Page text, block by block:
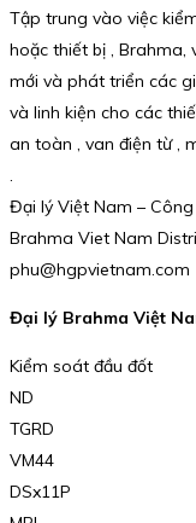
Tập trung vào việc
hoặc thiết bị , Brahma,
mới và phát triển các
và linh kiện cho các
an toàn , van điện từ ,
.
Đại lý Việt Nam – Công
Brahma Viet Nam
phu@hgpvietnam.com
Đại lý Brahma Việt
Kiểm soát đầu đốt
ND
TGRD
VM44
DSx11P